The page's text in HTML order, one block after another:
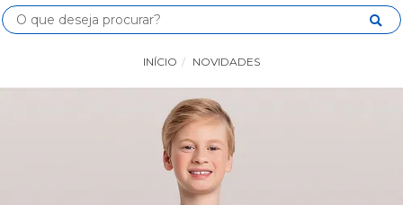
Busca
INÍCIO NOVIDADES